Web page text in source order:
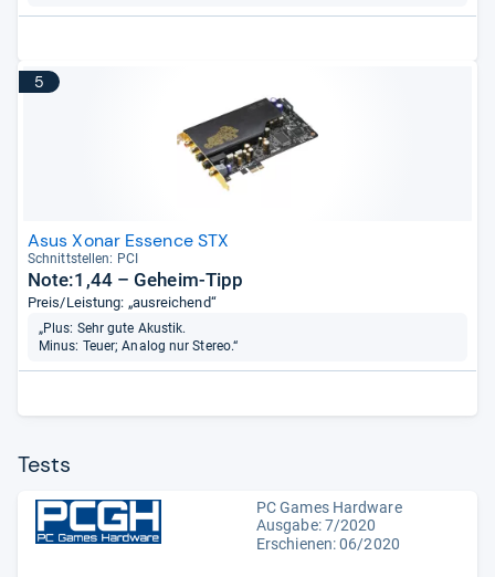
5
Asus Xonar Essence STX
Schnitt­stel­len: PCI
Note:1,44 – Geheim-Tipp
Preis/Leistung: „ausreichend“
„Plus: Sehr gute Akustik.
Minus: Teuer; Analog nur Stereo.“
Tests
PC Games Hardware
Ausgabe: 7/2020
Erschienen: 06/2020